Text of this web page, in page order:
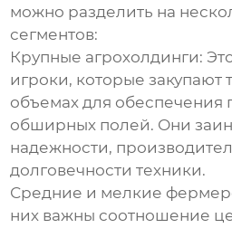
можно разделить на
сегментов:
Крупные агрохолдинги:
игроки, которые закупают
объемах для обеспечения
обширных полей. Они
надежности,
долговечности техники.
Средние и мелкие
них важны соотношение